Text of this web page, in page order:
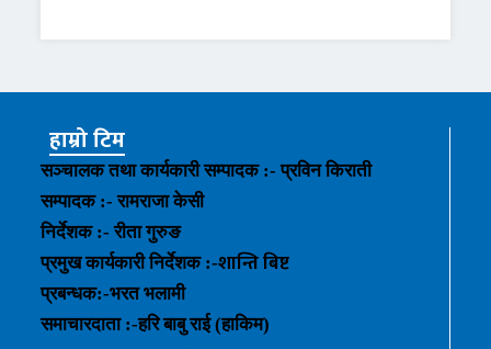
हाम्रो टिम
सञ्चालक तथा कार्यकारी सम्पादक :- प्रविन किराती
सम्पादक :- रामराजा केसी
निर्देशक :- रीता गुरुङ
प्रमुख कार्यकारी निर्देशक :-शान्ति बिष्ट
प्रबन्धक:-भरत भलामी
समाचारदाता :-हरि बाबु राई (हाकिम)